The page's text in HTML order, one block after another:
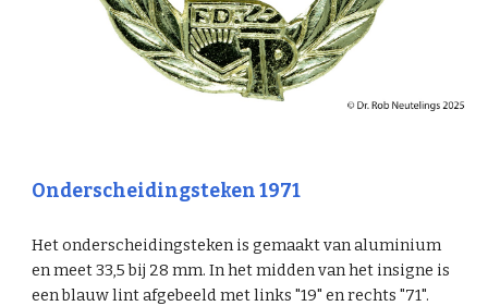
Onderscheidingsteken 1971
Het onderscheidingsteken is gemaakt van aluminium
en meet 33,5 bij 28 mm. In het midden van het insigne is
een blauw lint afgebeeld met links "19" en rechts "71".